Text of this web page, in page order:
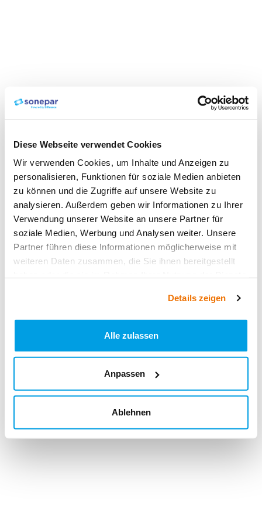
Diese Webseite verwendet Cookies
Wir verwenden Cookies, um Inhalte und Anzeigen zu
personalisieren, Funktionen für soziale Medien anbieten
zu können und die Zugriffe auf unsere Website zu
analysieren. Außerdem geben wir Informationen zu Ihrer
Verwendung unserer Website an unsere Partner für
soziale Medien, Werbung und Analysen weiter. Unsere
Partner führen diese Informationen möglicherweise mit
weiteren Daten zusammen, die Sie ihnen bereitgestellt
Details zeigen
Alle zulassen
Anpassen
Ablehnen